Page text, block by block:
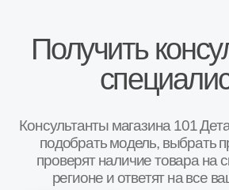
Отзывы о нас
“Покупали коробку передач на ниву Шевроле,
во первых порадовало что есть новая коробка в
Коробка передач Шевроле Нива
Иван, г. Москва